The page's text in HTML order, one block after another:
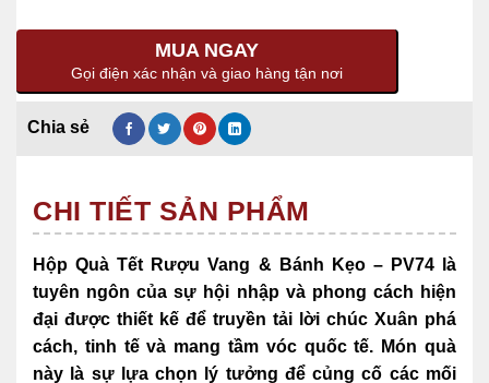
MUA NGAY
Gọi điện xác nhận và giao hàng tận nơi
CHI TIẾT SẢN PHẨM
Hộp Quà Tết Rượu Vang & Bánh Kẹo – PV74 là
tuyên ngôn của sự hội nhập và phong cách hiện
đại được thiết kế để truyền tải lời chúc Xuân phá
cách, tinh tế và mang tầm vóc quốc tế. Món quà
này là sự lựa chọn lý tưởng để củng cố các mối